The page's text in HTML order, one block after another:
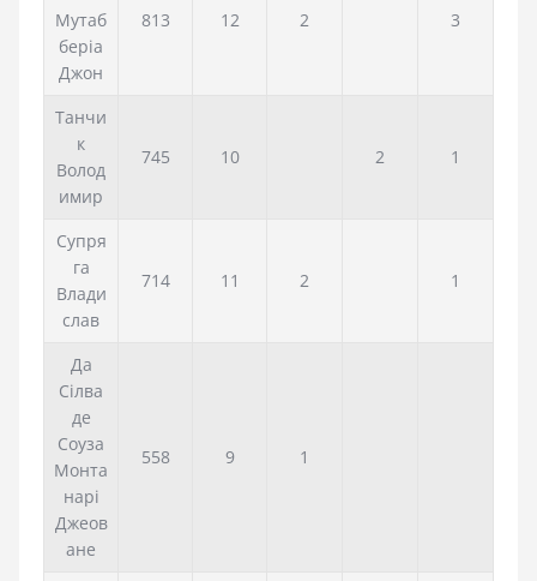
Мутаб
беріа
Джон
813 12 2 3
Танчи
к
Волод
имир
745 10 2 1
Супря
га
Влади
слав
714 11 2 1
Да
Сілва
де
Соуза
Монта
нарі
Джеов
ане
558 9 1